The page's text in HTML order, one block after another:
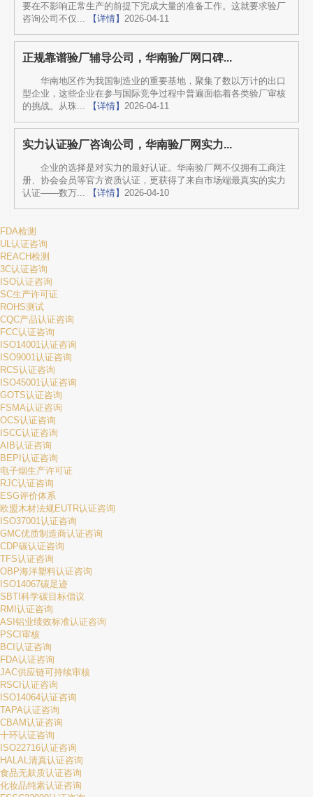
要在不影响正常生产的前提下完成大量的准备工作。这就要求验厂
咨询公司不仅...
【详情】2026-04-11
正规靠谱验厂辅导公司，华南验厂网口碑...
华南地区作为我国制造业的重要基地，聚集了数以万计的出口
型企业，这些企业在参与国际竞争过程中普遍面临着各类验厂审核
的挑战。从珠...
【详情】 2026-04-11
实力认证验厂咨询公司，华南验厂网实力...
企业的选择是对实力的最好认证。华南验厂网不仅拥有工商注
册、协会会员等官方资质认证，更获得了来自市场端最真实的实力
认证——数万...
【详情】2026-04-10
FDA检测
UL认证咨询
REACH检测
3C认证咨询
ISO认证咨询
SC生产许可证
ROHS测试
CQC产品认证咨询
FCC认证咨询
ISO14001认证咨询
ISO9001认证咨询
RCS认证咨询
ISO45001认证咨询
GOTS认证咨询
FSMA认证咨询
OCS认证咨询
ISCC认证咨询
AIB认证咨询
BEPI认证咨询
电子烟生产许可证
RJC认证咨询
ESG评价体系
欧盟木材法规EUTR认证咨询
ISO37001认证咨询
GMC优质制造商认证咨询
CDP碳认证咨询
TFS认证咨询
OBP海洋塑料认证咨询
ISO14067碳足迹
SBTI科学碳目标倡议
RMI认证咨询
ASI铝业绩效标准认证咨询
PSCI审核
BCI认证咨询
FDA认证咨询
JAC供应链可持续审核
RSCI认证咨询
ISO14064认证咨询
TAPA认证咨询
CBAM认证咨询
十环认证咨询
ISO22716认证咨询
HALAL清真认证咨询
食品无麸质认证咨询
化妆品纯素认证咨询